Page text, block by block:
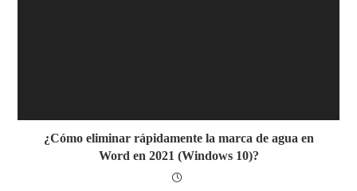
¿Cómo eliminar rápidamente la marca de agua en
Word en 2021 (Windows 10)?